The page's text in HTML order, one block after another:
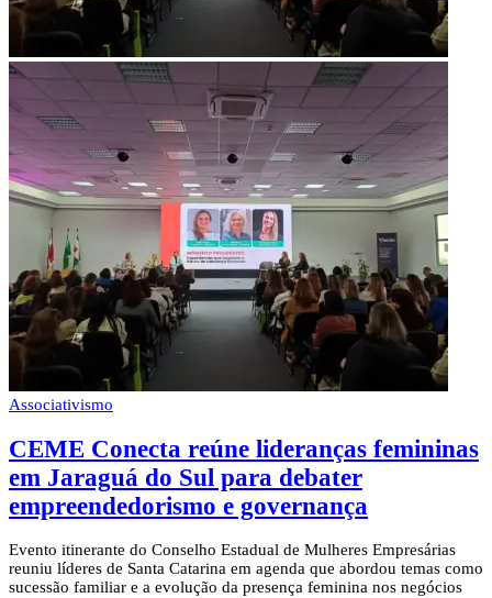
Associativismo
CEME Conecta reúne lideranças femininas
em Jaraguá do Sul para debater
empreendedorismo e governança
Evento itinerante do Conselho Estadual de Mulheres Empresárias
reuniu líderes de Santa Catarina em agenda que abordou temas como
sucessão familiar e a evolução da presença feminina nos negócios